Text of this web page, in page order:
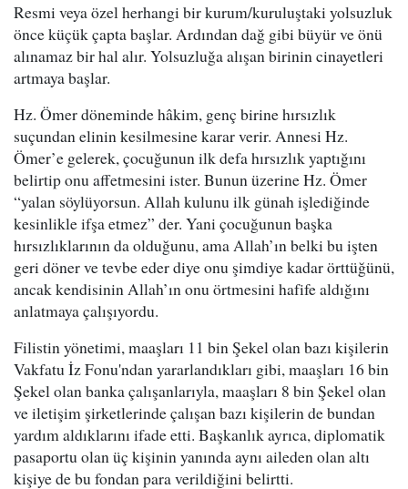
Resmi veya özel herhangi bir kurum/kuruluştaki yolsuzluk
önce küçük çapta başlar. Ardından dağ gibi büyür ve önü
alınamaz bir hal alır. Yolsuzluğa alışan birinin cinayetleri
artmaya başlar.
Hz. Ömer döneminde hâkim, genç birine hırsızlık
suçundan elinin kesilmesine karar verir. Annesi Hz.
Ömer’e gelerek, çocuğunun ilk defa hırsızlık yaptığını
belirtip onu affetmesini ister. Bunun üzerine Hz. Ömer
“yalan söylüyorsun. Allah kulunu ilk günah işlediğinde
kesinlikle ifşa etmez” der. Yani çocuğunun başka
hırsızlıklarının da olduğunu, ama Allah’ın belki bu işten
geri döner ve tevbe eder diye onu şimdiye kadar örttüğünü,
ancak kendisinin Allah’ın onu örtmesini hafife aldığını
anlatmaya çalışıyordu.
Filistin yönetimi, maaşları 11 bin Şekel olan bazı kişilerin
Vakfatu İz Fonu'ndan yararlandıkları gibi, maaşları 16 bin
Şekel olan banka çalışanlarıyla, maaşları 8 bin Şekel olan
ve iletişim şirketlerinde çalışan bazı kişilerin de bundan
yardım aldıklarını ifade etti. Başkanlık ayrıca, diplomatik
pasaportu olan üç kişinin yanında aynı aileden olan altı
kişiye de bu fondan para verildiğini belirtti.